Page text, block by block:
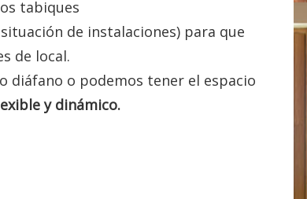
tabiques
de instalaciones) para que
de local.
diáfano o podemos tener el espacio
y dinámico.